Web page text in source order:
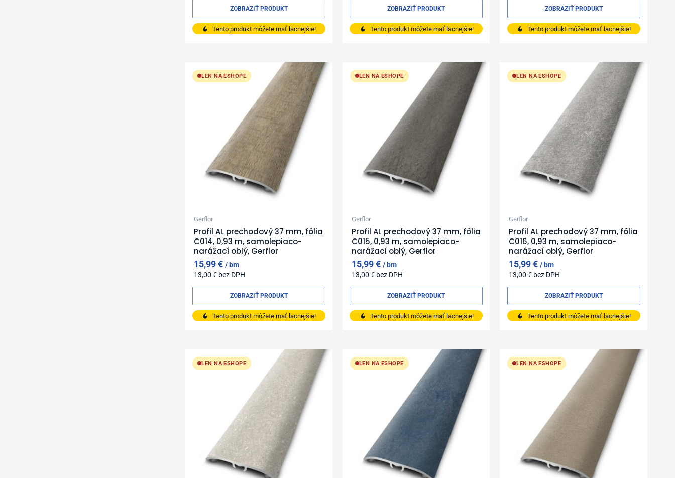
Tento produkt môžete mať lacnejšie!
ZOBRAZIŤ PRODUKT
Tento produkt môžete mať lacnejšie!
ZOBRAZIŤ PRODUKT
Tento produkt môžete mať lacnejšie!
ZOBRAZIŤ PRODUKT
LEN NA ESHOPE
Gerflor
Profil AL prechodový 37 mm, fólia
C014, 0,93 m, samolepiaco-
narážací oblý, Gerflor
15,99€ bm
13,00€ bez DPH
Tento produkt môžete mať lacnejšie!
ZOBRAZIŤ PRODUKT
LEN NA ESHOPE
Gerflor
Profil AL prechodový 37 mm, fólia
C015, 0,93 m, samolepiaco-
narážací oblý, Gerflor
15,99€ bm
13,00 €bez DPH
Tento produkt môžete mať lacnejšie!
ZOBRAZIŤ PRODUKT
LEN NA ESHOPE
Gerflor
Profil AL prechodový 37 mm, fólia
C016, 0,93 m, samolepiaco-
narážací oblý, Gerflor
15,99€ bm
13,00€ bez DPH
Tento produkt môžete mať lacnejšie!
ZOBRAZIŤ PRODUKT
LEN NA ESHOPE LEN NA ESHOPE LEN NA ESHOPE